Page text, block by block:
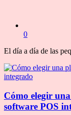
0
El día a día de las
Cómo elegir
software POS